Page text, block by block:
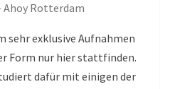
Ahoy Rotterdam
sehr exklusive Aufnahmen
Form nur hier stattfinden.
dafür mit einigen der